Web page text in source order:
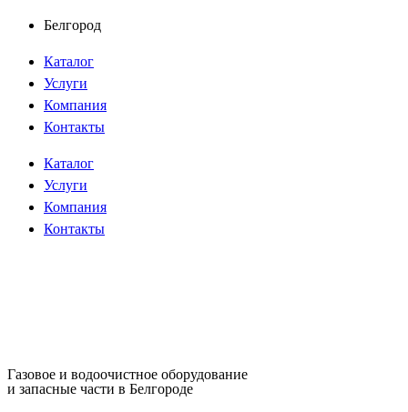
Перейти
содержимому
Белгород
Каталог
Услуги
Компания
Контакты
Каталог
Услуги
Компания
Контакты
Газовое и водоочистное оборудование
и запасные части в Белгороде